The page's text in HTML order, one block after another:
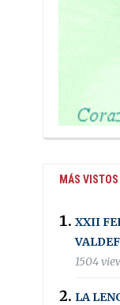
MÁS VISTOS
XXII
1504
LA